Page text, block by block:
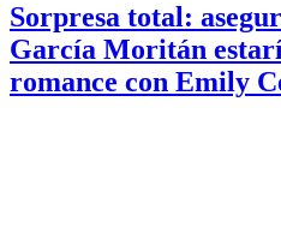
Sorpresa total:
García Moritán
romance con Emily